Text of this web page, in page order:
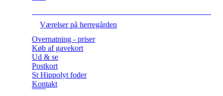
Værelser på herregården
Overnatning - priser
Køb af gavekort
Ud & se
Postkort
St Hippolyt foder
Kontakt